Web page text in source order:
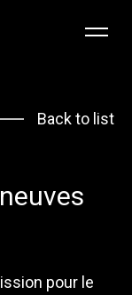
FRENNL
Back to list
pour le